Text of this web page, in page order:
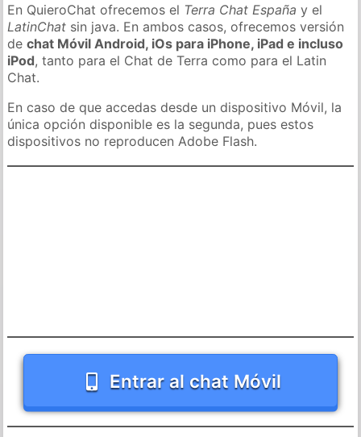
En QuieroChat ofrecemos el Terra Chat España y el
LatinChat sin java. En ambos casos, ofrecemos versión
dechat Móvil Android, iOs para iPhone, iPad e incluso
iPod, tanto para el Chat de Terra como para el Latin
Chat.
En caso de que accedas desde un dispositivo Móvil, la
única opción disponible es la segunda, pues estos
dispositivos no reproducen Adobe Flash.
Entrar al chat Móvil